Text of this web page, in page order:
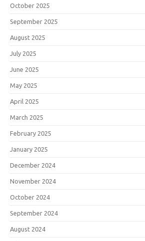
October 2025
September 2025
August 2025
July 2025
June 2025
May 2025
April 2025
March 2025
February 2025
January 2025
December 2024
November 2024
October 2024
September 2024
August 2024